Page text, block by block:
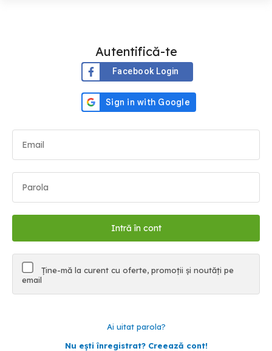
Autentifică-te
Facebook Login
Ține-mă la curent cu oferte, promoții și noutăți pe
email
Ai uitat parola?
Nu ești înregistrat? Creează cont!